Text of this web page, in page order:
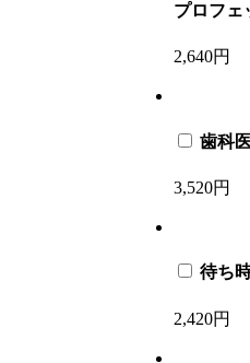
プロフェ
2,640円
歯科
3,520円
待ち
2,420円